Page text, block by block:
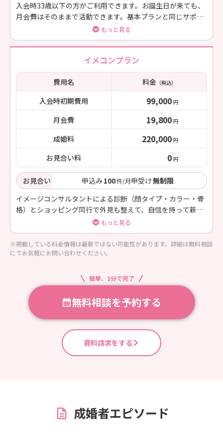
入会時33歳以下の方がご利用できます。お誕生日が来ても、
月会費はそのままで活動できます。基本プランと同じサポー
トを受けられるお得なプランです。
もっと見る
イメコンプラン
費用名 料金（税込）
入会時初期費用 99,000 円
月会費 19,800 円
成婚料 220,000 円
お見合い料 0 円
お見合い 申込み100件/月申受け無制限
イメージコンサルタントによる診断（顔タイプ・カラー・骨
格）とショッピング同行で外見も整えて、自信を持って新し
い自分で婚活をスタートしたい方のプランです。
もっと見る
※掲載している料金情報は最新ではない可能性があります。詳細は無料相談
にてお気軽にお問い合わせください。
簡単、1分で完了
無料相談を予約する
資料請求をする
成婚者エピソード